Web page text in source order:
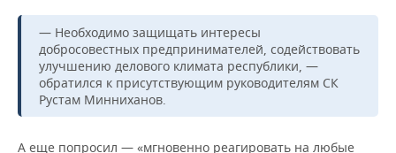
— Необходимо защищать интересы
добросовестных предпринимателей, содействовать
улучшению делового климата республики, —
обратился к присутствующим руководителям СК
Рустам Минниханов.
А еще попросил — «мгновенно реагировать на любые